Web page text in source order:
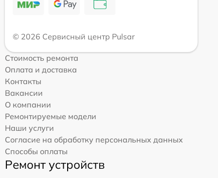
© 2026 Сервисный центр Pulsar
Стоимость ремонта
Оплата и доставка
Контакты
Вакансии
О компании
Ремонтируемые модели
Наши услуги
Согласие на обработку персональных данных
Способы оплаты
Ремонт устройств